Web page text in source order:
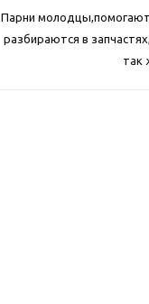
Парни
разбираются в
так